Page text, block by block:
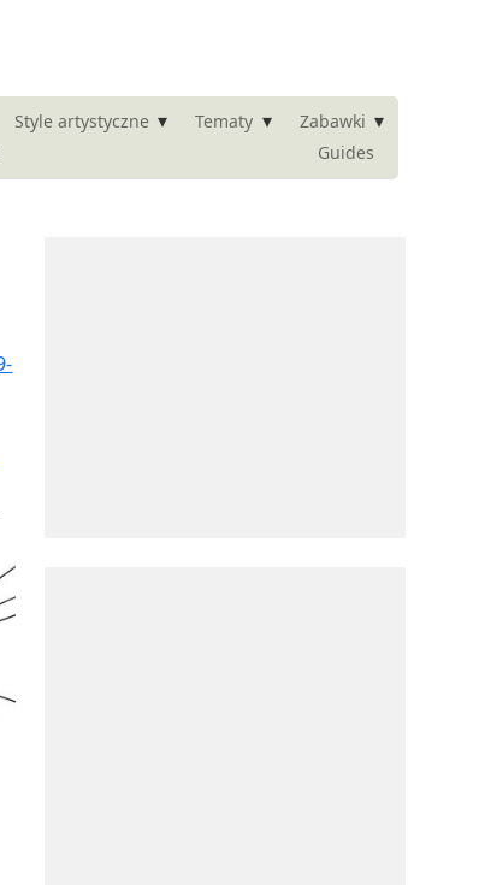
Style artystyczne ▾ Tematy ▾ Zabawki ▾
Guides